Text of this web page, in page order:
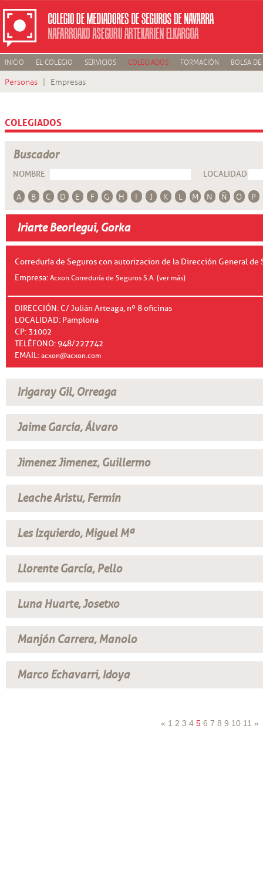
INICIO EL COLEGIO SERVICIOS COLEGIADOS FORMACIÓN BOLSA
Personas Empresas
COLEGIADOS
Buscador
NOMBRE LOCALIDAD
A B C D E F G H I J K L M N Ñ O P
Iriarte Beorlegui, Gorka
Correduría de Seguros con autorizacion de la Dirección General de
Empresa:Acxon Correduría de Seguros S.A. (ver más)
DIRECCIÓN: C/ Julián Arteaga, nº 8 oficinas
LOCALIDAD: Pamplona
CP: 31002
TELÉFONO: 948/227742
EMAIL:acxon@acxon.com
Irigaray Gil, Orreaga
Jaime García, Álvaro
Jimenez Jimenez, Guillermo
Leache Aristu, Fermín
Les Izquierdo, Miguel Mª
Llorente García, Pello
Luna Huarte, Josetxo
Manjón Carrera, Manolo
Marco Echavarri, Idoya
« 1 2 3 4 5 6 7 8 9 10 11 »